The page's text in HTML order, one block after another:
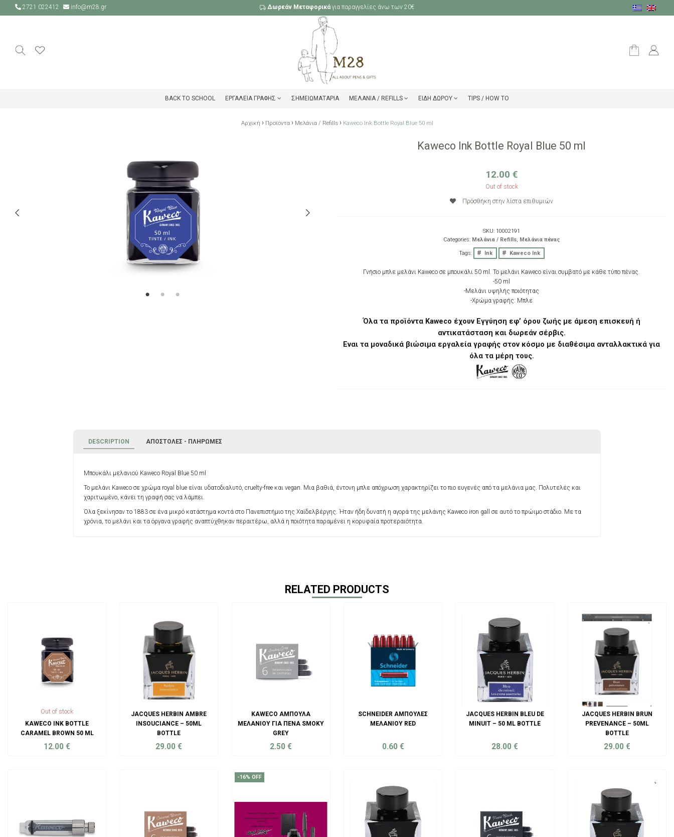
2721 022412 info@m28.gr Δωρεάν Μεταφορικάγια παραγγελίες άνω των 20€
BACK TO SCHOOL ΕΡΓΑΛΕΊΑ ΓΡΑΦΉΣ ΣΗΜΕΙΩΜΑΤΆΡΙΑ ΜΕΛΆΝΙΑ / REFILLS ΕΊΔΗ ΔΏΡΟΥ TIPS / HOW TO
Αρχική › Προϊόντα › Μελάνια / Refills › Kaweco Ink Bottle Royal Blue 50 ml
Kaweco Ink Bottle Royal Blue 50 ml
12.00€
Out of stock
Πρόσθήκη στην λίστα επιθυμιών
SKU: 10002191
Categories: Μελάνια / Refills, Μελάνια πένας
Tags: Ink Kaweco Ink
Γνήσιο μπλε μελάνι Kaweco σε μπουκάλι 50 ml. Το μελάνι Kaweco είναι συμβατό με κάθε τύπο πένας.
-50 ml
-Μελάνι υψηλής ποιότητας
-Χρώμα γραφής: Μπλε
Όλα τα προϊόντα Kaweco έχουν Εγγύηση εφ’ όρου ζωής με άμεση επισκευή ή
αντικατάσταση και δωρεάν σέρβις.
Eναι τα μοναδικά βιώσιμα εργαλεία γραφής στον κόσμο με διαθέσιμα ανταλλακτικά για
όλα τα μέρη τους.
DESCRIPTION ΑΠΟΣΤΟΛΈΣ - ΠΛΗΡΩΜΈΣ
Μπουκάλι μελανιού Kaweco Royal Blue 50 ml
Το μελάνι Kaweco σε χρώμα royal blue είναι υδατοδιαλυτό, cruelty-free και vegan. Μια βαθιά, έντονη μπλε απόχρωση χαρακτηρίζει το πιο ευγενές από τα μελάνια μας. Πολυτελές και
χαριτωμένο, κάνει τη γραφή σας να λάμπει.
Όλα ξεκίνησαν το 1883 σε ένα μικρό κατάστημα κοντά στο Πανεπιστήμιο της Χαϊδελβέργης. Ήταν ήδη δυνατή η αγορά της μελάνης Kaweco iron gall σε αυτό το πρώιμο στάδιο. Με τα
χρόνια, το μελάνι και τα όργανα γραφής αναπτύχθηκαν περαιτέρω, αλλά η ποιότητα παραμένει η κορυφαία προτεραιότητα.
RELATED PRODUCTS
Out of stock
KAWECO INK BOTTLE
CARAMEL BROWN 50 ML
12.00€
JACQUES HERBIN AMBRE
INSOUCIANCE – 50ML
BOTTLE
29.00€
KAWECO ΑΜΠΟΎΛΑ
ΜΕΛΑΝΙΟΎ ΓΙΑ ΠΈΝΑ SMOKY
GREY
2.50€
SCHNEIDER ΑΜΠΟΎΛΕΣ
ΜΕΛΑΝΙΟΎ RED
0.60 €
JACQUES HERBIN BLEU DE
MINUIT – 50 ML BOTTLE
28.00€
JACQUES HERBIN BRUN
PREVENANCE – 50ML
BOTTLE
29.00 €
-16% OFF